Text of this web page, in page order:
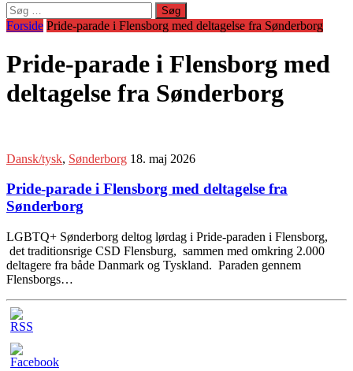
Søg
efter:
Forside Pride-parade i Flensborg med deltagelse fra Sønderborg
Pride-parade i Flensborg med
deltagelse fra Sønderborg
Dansk/tysk, Sønderborg 18. maj 2026
Pride-parade i Flensborg med deltagelse fra
Sønderborg
LGBTQ+ Sønderborg deltog lørdag i Pride-paraden i Flensborg,
det traditionsrige CSD Flensburg, sammen med omkring 2.000
deltagere fra både Danmark og Tyskland. Paraden gennem
Flensborgs…